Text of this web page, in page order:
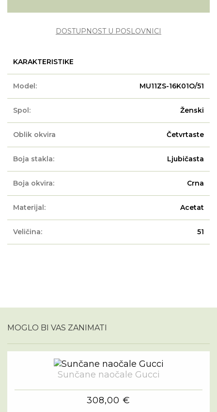
DOSTUPNOST U POSLOVNICI
KARAKTERISTIKE
Model: MU11ZS-16K01O/51
Spol: Ženski
Oblik okvira Četvrtaste
Boja stakla: Ljubičasta
Boja okvira: Crna
Materijal: Acetat
Veličina: 51
MOGLO BI VAS ZANIMATI
Sunčane naočale Gucci
308,00 €